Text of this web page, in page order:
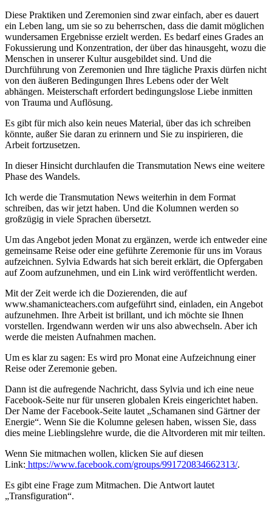
Diese Praktiken und Zeremonien sind zwar einfach, aber es dauert
ein Leben lang, um sie so zu beherrschen, dass die damit möglichen
wundersamen Ergebnisse erzielt werden. Es bedarf eines Grades an
Fokussierung und Konzentration, der über das hinausgeht, wozu die
Menschen in unserer Kultur ausgebildet sind. Und die
Durchführung von Zeremonien und Ihre tägliche Praxis dürfen nicht
von den äußeren Bedingungen Ihres Lebens oder der Welt
abhängen. Meisterschaft erfordert bedingungslose Liebe inmitten
von Trauma und Auflösung.
Es gibt für mich also kein neues Material, über das ich schreiben
könnte, außer Sie daran zu erinnern und Sie zu inspirieren, die
Arbeit fortzusetzen.
In dieser Hinsicht durchlaufen die Transmutation News eine weitere
Phase des Wandels.
Ich werde die Transmutation News weiterhin in dem Format
schreiben, das wir jetzt haben. Und die Kolumnen werden so
großzügig in viele Sprachen übersetzt.
Um das Angebot jeden Monat zu ergänzen, werde ich entweder eine
gemeinsame Reise oder eine geführte Zeremonie für uns im Voraus
aufzeichnen. Sylvia Edwards hat sich bereit erklärt, die Opfergaben
auf Zoom aufzunehmen, und ein Link wird veröffentlicht werden.
Mit der Zeit werde ich die Dozierenden, die auf
www.shamanicteachers.com aufgeführt sind, einladen, ein Angebot
aufzunehmen. Ihre Arbeit ist brillant, und ich möchte sie Ihnen
vorstellen. Irgendwann werden wir uns also abwechseln. Aber ich
werde die meisten Aufnahmen machen.
Um es klar zu sagen: Es wird pro Monat eine Aufzeichnung einer
Reise oder Zeremonie geben.
Dann ist die aufregende Nachricht, dass Sylvia und ich eine neue
Facebook-Seite nur für unseren globalen Kreis eingerichtet haben.
Der Name der Facebook-Seite lautet „Schamanen sind Gärtner der
Energie“. Wenn Sie die Kolumne gelesen haben, wissen Sie, dass
dies meine Lieblingslehre wurde, die die Altvorderen mit mir teilten.
Wenn Sie mitmachen wollen, klicken Sie auf diesen
Link: https://www.facebook.com/groups/991720834662313/.
Es gibt eine Frage zum Mitmachen. Die Antwort lautet
„Transfiguration“.